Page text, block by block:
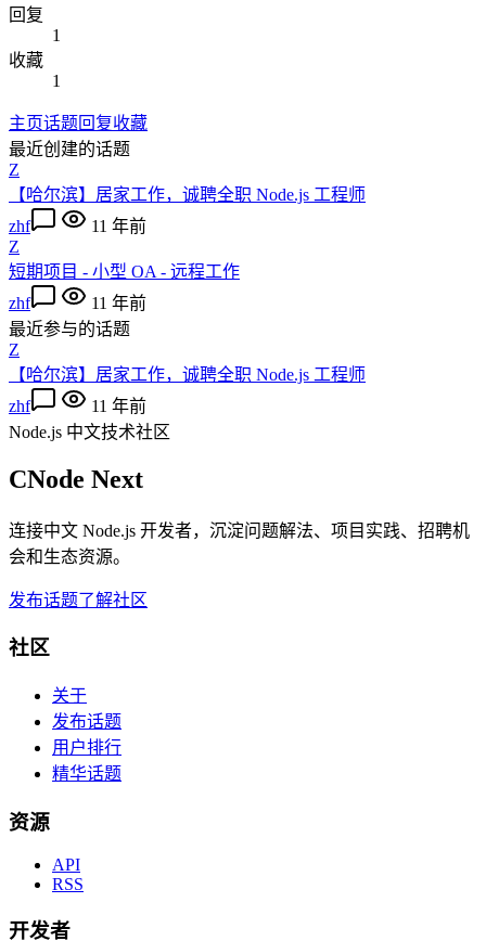
回复
1
收藏
1
主页话题回复收藏
最近创建的话题
Z
【哈尔滨】居家工作，诚聘全职 Node.js 工程师
zhf
11 年前
Z
短期项目 - 小型 OA - 远程工作
zhf
11 年前
最近参与的话题
Z
【哈尔滨】居家工作，诚聘全职 Node.js 工程师
zhf
11 年前
Node.js 中文技术社区
CNode Next
连接中文 Node.js 开发者，沉淀问题解法、项目实践、招聘机
会和生态资源。
发布话题了解社区
社区
关于
发布话题
用户排行
精华话题
资源
API
RSS
开发者